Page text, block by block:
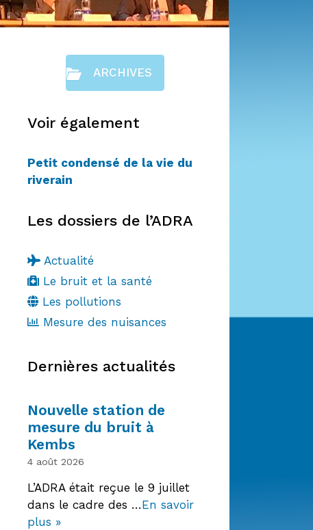
ARCHIVES
Voir également
Petit condensé de la vie du
riverain
Les dossiers de l’ADRA
Actualité
Le bruit et la santé
Les pollutions
Mesure des nuisances
Dernières actualités
Nouvelle station de
mesure du bruit à
Kembs
4 août 2026
L’ADRA était reçue le 9 juillet
dans le cadre des …En savoir
plus »